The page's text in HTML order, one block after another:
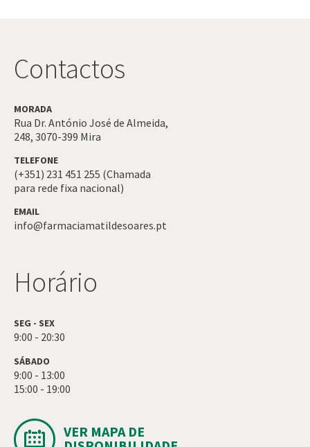
Contactos
MORADA
Rua Dr. António José de Almeida,
248, 3070-399 Mira
TELEFONE
(+351) 231 451 255 (Chamada
para rede fixa nacional)
EMAIL
info@farmaciamatildesoares.pt
Horário
SEG - SEX
9:00 - 20:30
SÁBADO
9:00 - 13:00
15:00 - 19:00
VER MAPA DE